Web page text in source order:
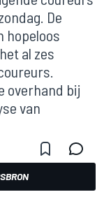
De
hopeloos
al zes
overhand bij
van